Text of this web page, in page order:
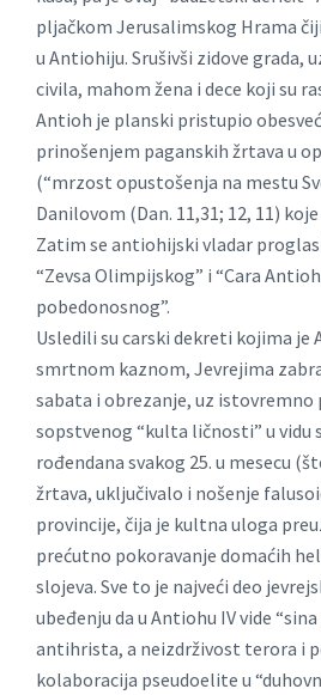
pljačkom Jerusalimskog Hrama
u Antiohiju. Srušivši zidove grada,
civila, mahom žena i dece koji su
Antioh je planski pristupio
prinošenjem paganskih žrtava u
(“mrzost opustošenja na mestu
Danilovom (Dan. 11,31; 12, 11)
Zatim se antiohijski vladar
“Zevsa Olimpijskog” i “Cara
pobedonosnog”.
Usledili su carski dekreti kojima
smrtnom kaznom, Jevrejima
sabata i obrezanje, uz istovremno
sopstvenog “kulta ličnosti” u vidu
rođendana svakog 25. u mesecu
žrtava, uključivalo i nošenje
provincije, čija je kultna uloga
prećutno pokoravanje domaćih
slojeva. Sve to je najveći deo
ubeđenju da u Antiohu IV vide
antihrista, a neizdrživost terora i
kolaboracija pseudoelite u